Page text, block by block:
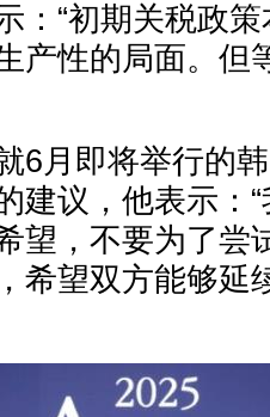
：“初期关税政
产性的局面。但
6月即将举行的
建议，他表示：
望，不要为了尝
希望双方能够延